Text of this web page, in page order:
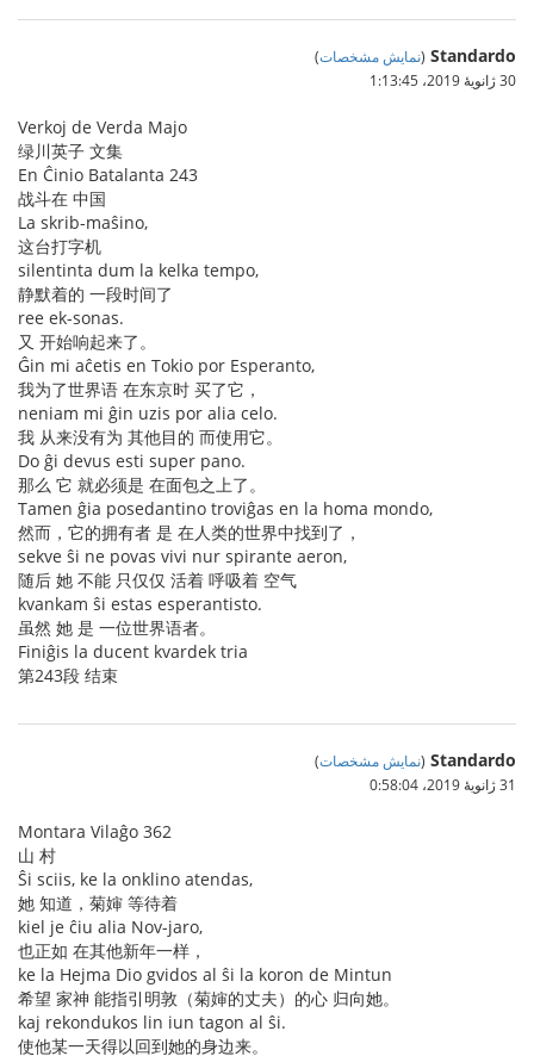
Standardo
(نمایش مشخصات)
30 ژانویهٔ 2019،‏ 1:13:45
Verkoj de Verda Majo
绿川英子 文集
En Ĉinio Batalanta 243
战斗在 中国
La skrib-maŝino,
这台打字机
silentinta dum la kelka tempo,
静默着的 一段时间了
ree ek-sonas.
又 开始响起来了。
Ĝin mi aĉetis en Tokio por Esperanto,
我为了世界语 在东京时 买了它，
neniam mi ĝin uzis por alia celo.
我 从来没有为 其他目的 而使用它。
Do ĝi devus esti super pano.
那么 它 就必须是 在面包之上了。
Tamen ĝia posedantino troviĝas en la homa mondo,
然而，它的拥有者 是 在人类的世界中找到了，
sekve ŝi ne povas vivi nur spirante aeron,
随后 她 不能 只仅仅 活着 呼吸着 空气
kvankam ŝi estas esperantisto.
虽然 她 是 一位世界语者。
Finiĝis la ducent kvardek tria
第243段 结束
Standardo
(نمایش مشخصات)
31 ژانویهٔ 2019،‏ 0:58:04
Montara Vilaĝo 362
山 村
Ŝi sciis, ke la onklino atendas,
她 知道，菊婶 等待着
kiel je ĉiu alia Nov-jaro,
也正如 在其他新年一样，
ke la Hejma Dio gvidos al ŝi la koron de Mintun
希望 家神 能指引明敦（菊婶的丈夫）的心 归向她。
kaj rekondukos lin iun tagon al ŝi.
使他某一天得以回到她的身边来。